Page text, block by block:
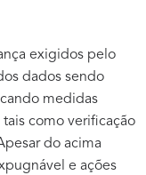
exigidos pelo
dados sendo
medidas
como verificação
do acima
e ações